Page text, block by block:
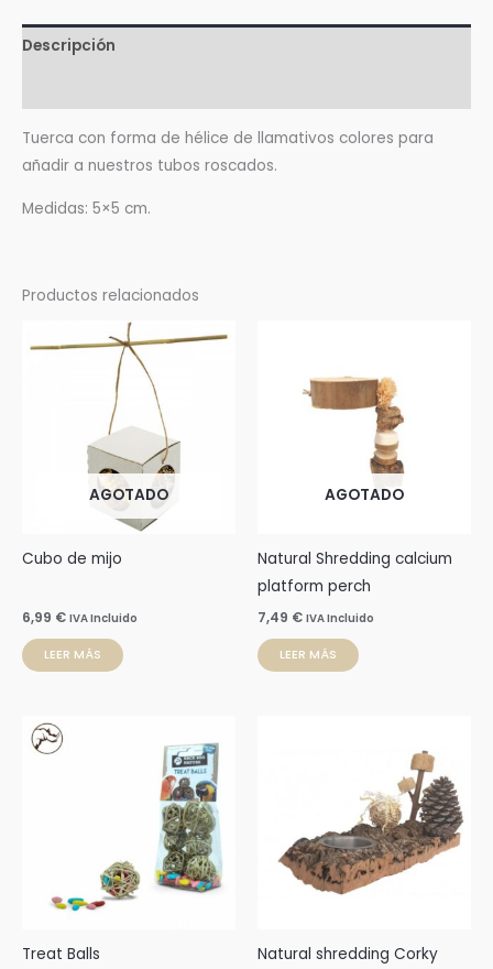
Descripción
Tuerca con forma de hélice de llamativos colores para
añadir a nuestros tubos roscados.
Medidas: 5×5 cm.
Productos relacionados
AGOTADO
Cubo de mijo
6,99 € IVA Incluido
LEER MÁS
AGOTADO
Natural Shredding calcium
platform perch
7,49 € IVA Incluido
LEER MÁS
Treat Balls
Natural shredding Corky
precios:
desde
12,95 €
hasta
15,25 €